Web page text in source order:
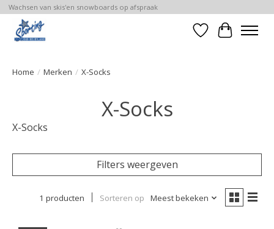
Wachsen van skis'en snowboards op afspraak
Verlanglijst
Home / Merken / X-Socks
X-Socks
X-Socks
Filters weergeven
1 producten Sorteren op Meest bekeken